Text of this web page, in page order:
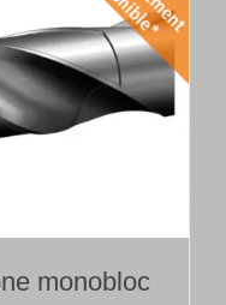
monobloc